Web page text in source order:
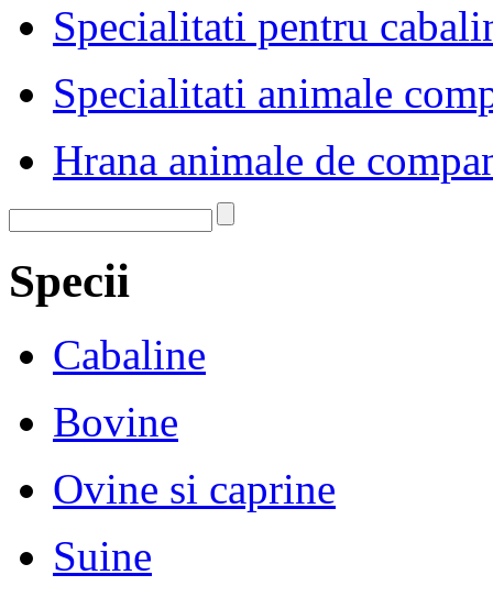
Specialitati pentru
Specialitati animale
Hrana animale de
Specii
Cabaline
Bovine
Ovine si caprine
Suine